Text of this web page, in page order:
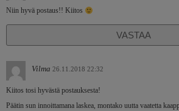
Niin hyvä postaus!! Kiitos
VASTAA
Vilma 26.11.2018 22:32
Kiitos tosi hyvästä postauksesta!
Päätin sun innoittamana laskea, montako uutta vaatetta